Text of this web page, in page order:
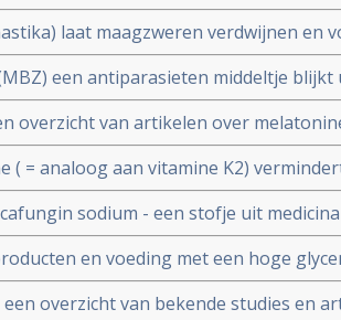
laat maagzweren verdwijnen en
bestrijding van maag- en darmkanker
een antiparasieten middeltje
van kanker en nagenoeg zonder
overzicht van artikelen over
bij elkaar gezet.
( = analoog aan vitamine K2)
significant - 42,7 % na 1 jaar en
met 23 %.sodium - een stofje uit
krijgt van FDA erkenning als medicijn
bij patiënten die stamcel- en
en voeding met een hoge
in de vorming van acne en staan aan
ook kanker
overzicht van bekende studies en